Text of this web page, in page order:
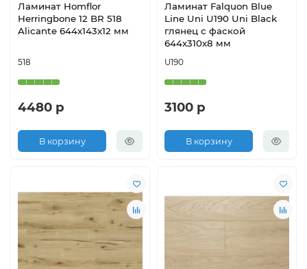
Ламинат Homflor
Herringbone 12 BR 518
Alicante 644х143х12 мм
518
4480 р
В корзину
Ламинат Falquon Blue
Line Uni U190 Uni Black
глянец с фаской
644х310х8 мм
U190
3100 р
В корзину